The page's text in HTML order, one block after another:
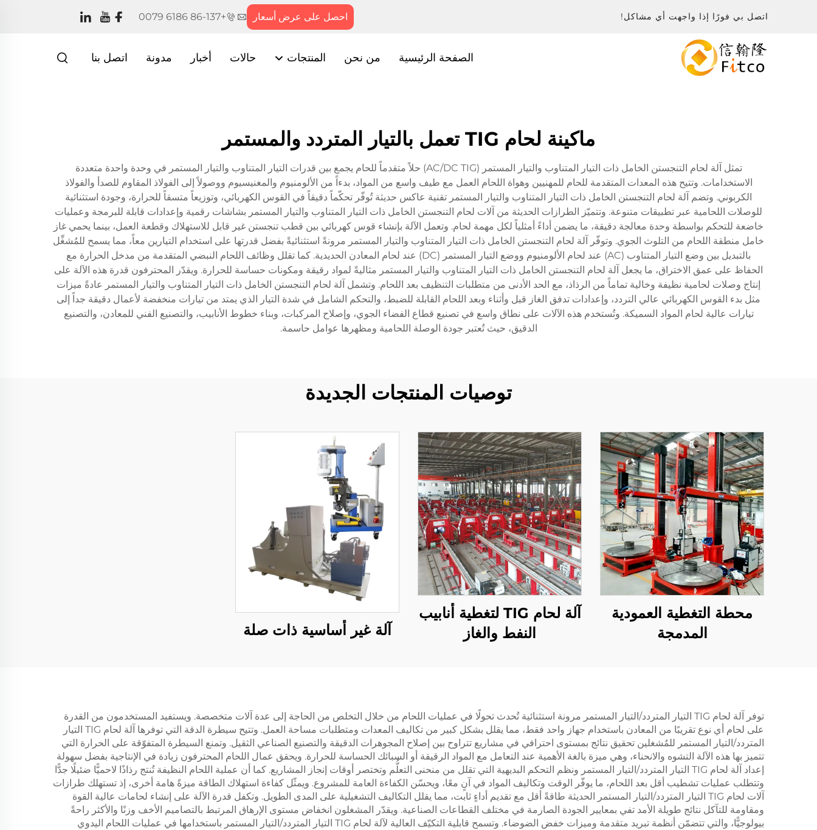
اتصل بي فورًا إذا واجهت أي مشاكل! احصل على عرض أسعار +86-137 6186 0079
الصفحة الرئيسية من نحن المنتجات حالات أخبار مدونة اتصل بنا
ماكينة لحام TIG تعمل بالتيار المتردد والمستمر
تمثل آلة لحام التنجستن الخامل ذات التيار المتناوب والتيار المستمر (AC/DC TIG) حلاً متقدماً للحام يجمع بين قدرات التيار المتناوب والتيار المستمر في وحدة واحدة متعددة
الاستخدامات. وتتيح هذه المعدات المتقدمة للحام للمهنيين وهواة اللحام العمل مع طيف واسع من المواد، بدءاً من الألومنيوم والمغنيسيوم ووصولاً إلى الفولاذ المقاوم للصدأ والفولاذ
الكربوني. وتضم آلة لحام التنجستن الخامل ذات التيار المتناوب والتيار المستمر تقنية عاكس حديثة تُوفّر تحكّماً دقيقاً في القوس الكهربائي، وتوزيعاً متسقاً للحرارة، وجودة استثنائية
للوصلات اللحامية عبر تطبيقات متنوعة. وتتميّز الطرازات الحديثة من آلات لحام التنجستن الخامل ذات التيار المتناوب والتيار المستمر بشاشات رقمية وإعدادات قابلة للبرمجة وعمليات
خاضعة للتحكم بواسطة وحدة معالجة دقيقة، ما يضمن أداءً أمثلياً لكل مهمة لحام. وتعمل الآلة بإنشاء قوس كهربائي بين قطب تنجستن غير قابل للاستهلاك وقطعة العمل، بينما يحمي غاز
خامل منطقة اللحام من التلوث الجوي. وتوفّر آلة لحام التنجستن الخامل ذات التيار المتناوب والتيار المستمر مرونةً استثنائيةً بفضل قدرتها على استخدام التيارين معاً، مما يسمح للمُشغِّل
بالتبديل بين وضع التيار المتناوب (AC) عند لحام الألومنيوم ووضع التيار المستمر (DC) عند لحام المعادن الحديدية. كما تقلل وظائف اللحام النبضي المتقدمة من مدخل الحرارة مع
الحفاظ على عمق الاختراق، ما يجعل آلة لحام التنجستن الخامل ذات التيار المتناوب والتيار المستمر مثاليةً لمواد رقيقة ومكونات حساسة للحرارة. ويقدّر المحترفون قدرة هذه الآلة على
إنتاج وصلات لحامية نظيفة وخالية تماماً من الرذاذ، مع الحد الأدنى من متطلبات التنظيف بعد اللحام. وتشمل آلة لحام التنجستن الخامل ذات التيار المتناوب والتيار المستمر عادةً ميزات
مثل بدء القوس الكهربائي عالي التردد، وإعدادات تدفق الغاز قبل وأثناء وبعد اللحام القابلة للضبط، والتحكم الشامل في شدة التيار الذي يمتد من تيارات منخفضة لأعمال دقيقة جداً إلى
تيارات عالية لحام المواد السميكة. وتُستخدم هذه الآلات على نطاق واسع في تصنيع قطاع الفضاء الجوي، وإصلاح المركبات، وبناء خطوط الأنابيب، والتصنيع الفني للمعادن، والتصنيع
الدقيق، حيث تُعتبر جودة الوصلة اللحامية ومظهرها عوامل حاسمة.
توصيات المنتجات الجديدة
محطة التغطية العمودية
المدمجة
آلة لحام TIG لتغطية أنابيب
النفط والغاز
آلة غير أساسية ذات صلة
توفر آلة لحام TIG التيار المتردد/التيار المستمر مرونة استثنائية تُحدث تحولًا في عمليات اللحام من خلال التخلص من الحاجة إلى عدة آلات متخصصة. ويستفيد المستخدمون من القدرة
على لحام أي نوع تقريبًا من المعادن باستخدام جهاز واحد فقط، مما يقلل بشكل كبير من تكاليف المعدات ومتطلبات مساحة العمل. وتتيح سيطرة الدقة التي توفرها آلة لحام TIG التيار
المتردد/التيار المستمر للمُشغلين تحقيق نتائج بمستوى احترافي في مشاريع تتراوح بين إصلاح المجوهرات الدقيقة والتصنيع الصناعي الثقيل. وتمنع السيطرة المتفوّقة على الحرارة التي
تتميز بها هذه الآلة التشوه والانحناء، وهي ميزة بالغة الأهمية عند التعامل مع المواد الرقيقة أو السبائك الحساسة للحرارة. ويحقق عمال اللحام المحترفون زيادة في الإنتاجية بفضل سهولة
إعداد آلة لحام TIG التيار المتردد/التيار المستمر ونظم التحكم البديهية التي تقلل من منحنى التعلُّم وتختصر أوقات إنجاز المشاريع. كما أن عملية اللحام النظيفة تُنتج رذاذًا لاحميًّا ضئيلًا جدًّا
وتتطلب عمليات تشطيب أقل بعد اللحام، ما يوفّر الوقت وتكاليف المواد في آنٍ معًا، ويحسّن الكفاءة العامة للمشروع. ويمثّل كفاءة استهلاك الطاقة ميزةً هامة أخرى، إذ تستهلك طرازات
آلات لحام TIG التيار المتردد/التيار المستمر الحديثة طاقةً أقل مع تقديم أداءٍ ثابت، مما يقلل التكاليف التشغيلية على المدى الطويل. وتكفل قدرة الآلة على إنشاء لحامات عالية القوة
ومقاومة للتآكل نتائج طويلة الأمد تفي بمعايير الجودة الصارمة في مختلف القطاعات الصناعية. ويقدّر المشغلون انخفاض مستوى الإرهاق المرتبط بالتصاميم الأخف وزنًا والأكثر راحةً
بيولوجيًّا، والتي تتضمّن أنظمة تبريد متقدمة وميزات خفض الضوضاء. وتسمح قابلية التكيّف العالية لآلة لحام TIG التيار المتردد/التيار المستمر باستخدامها في عمليات اللحام اليدوي